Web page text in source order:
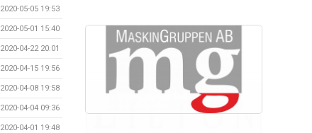
2020-05-05 19:53
2020-05-01 15:40
2020-04-22 20:01
2020-04-15 19:56
2020-04-08 19:58
2020-04-04 09:36
2020-04-01 19:48